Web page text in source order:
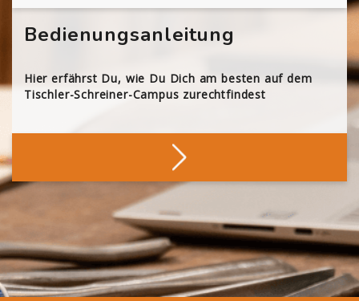
Bedienungsanleitung
Hier erfährst Du, wie Du Dich am besten auf dem
Tischler-Schreiner-Campus zurechtfindest